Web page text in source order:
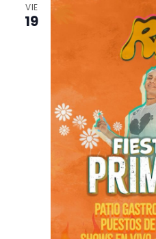
VIE
19